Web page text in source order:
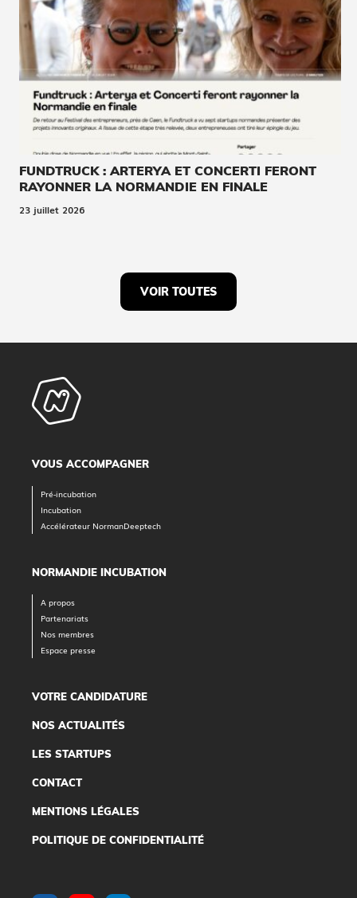
FUNDTRUCK : ARTERYA ET CONCERTI FERONT
RAYONNER LA NORMANDIE EN FINALE
23 juillet 2026
VOIR TOUTES
VOUS ACCOMPAGNER
Pré-incubation
Incubation
Accélérateur NormanDeeptech
NORMANDIE INCUBATION
A propos
Partenariats
Nos membres
Espace presse
VOTRE CANDIDATURE
NOS ACTUALITÉS
LES STARTUPS
CONTACT
MENTIONS LÉGALES
POLITIQUE DE CONFIDENTIALITÉ